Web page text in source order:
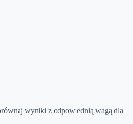
wyniki z odpowiednią wagą dla